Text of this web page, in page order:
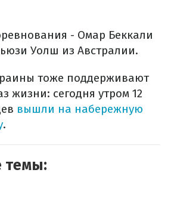
- Омар Беккали
Уолш из Австралии.
тоже поддерживают
жизни: сегодня утром 12
вышли на набережную
.
темы: